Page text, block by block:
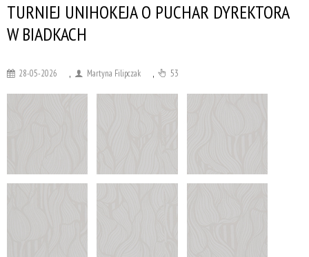
TURNIEJ UNIHOKEJA O PUCHAR DYREKTORA
W BIADKACH
28-05-2026 Martyna Filipczak 53